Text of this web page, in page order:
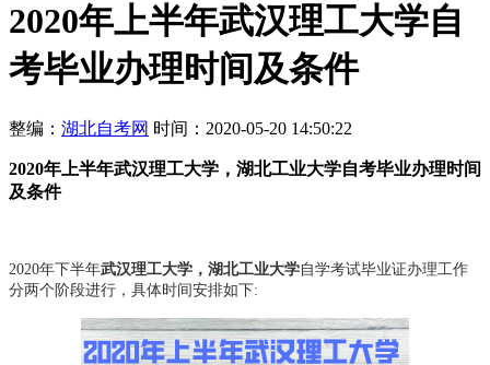
2020年上半年武汉理工大学自
考毕业办理时间及条件
整编： 湖北自考网 时间：2020-05-20 14:50:22
2020年上半年武汉理工大学，湖北工业大学自考毕业办理时间
及条件
2020年下半年武汉理工大学，湖北工业大学自学考试毕业证办理工作
分两个阶段进行，具体时间安排如下: